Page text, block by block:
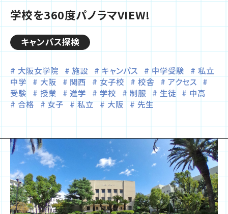
学校を360度パノラマVIEW!
キャンパス探検
大阪女学院 施設 キャンパス 中学受験
私立
中学
大阪 関西 女子校 校舎
アクセス
受験
授業 進学 学校 制服 生徒
中高
合格
女子 私立 大阪 先生